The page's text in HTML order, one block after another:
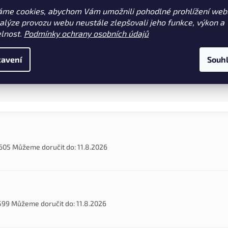
cookies, abychom Vám umožnili pohodlné prohlížení
provozu webu neustále zlepšovali jeho funkce, výkon a
Podmínky ochrany osobních údajů
z aramidových vláken.
lb (SC25/220OG)
šňůrka od firmy Korda. Zvýšený
průměr a oděruvzdornost
použití i v nejtěžších
Ideální pro rybolov na
Můžeme doručit do:11.8.2026
Můžeme doručit do:11.8.2026